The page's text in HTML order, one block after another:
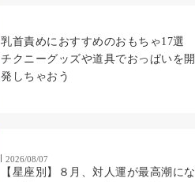
乳首責めにおすすめのおもちゃ17選
チクニーグッズや道具でおっぱいを開
発しちゃおう
2026/08/07
【星座別】８月、対人運が最高潮にな